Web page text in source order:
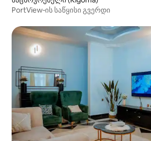
PortView‑ის საწყისი გვერდი